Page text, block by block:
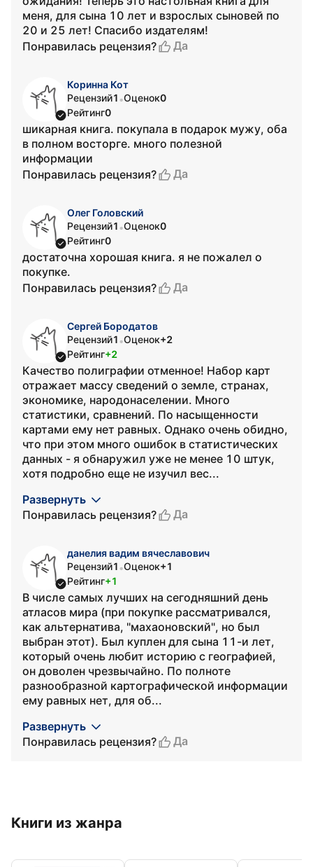
меня, для сына 10 лет и взрослых сыновей по
20 и 25 лет! Спасибо издателям!
Понравилась рецензия?
Да
Коринна Кот
Рецензий1 •Оценок0
Рейтинг0
шикарная книга. покупала в подарок мужу, оба
в полном восторге. много полезной
информации
Понравилась рецензия?
Да
Олег Головский
Рецензий1 •Оценок0
Рейтинг0
достаточна хорошая книга. я не пожалел о
покупке.
Понравилась рецензия?
Да
Сергей Бородатов
Рецензий1 •Оценок+2
Рейтинг+2
Качество полиграфии отменное! Набор карт
отражает массу сведений о земле, странах,
экономике, народонаселении. Много
статистики, сравнений. По насыщенности
картами ему нет равных. Однако очень обидно,
что при этом много ошибок в статистических
данных - я обнаружил уже не менее 10 штук,
хотя подробно еще не изучил вес...
Развернуть
Понравилась рецензия?
Да
данелия вадим вячеславович
Рецензий1 •Оценок+1
Рейтинг+1
В числе самых лучших на сегодняшний день
атласов мира (при покупке рассматривался,
как альтернатива, "махаоновский", но был
выбран этот). Был куплен для сына 11-и лет,
который очень любит историю с географией,
он доволен чрезвычайно. По полноте
разнообразной картографической информации
ему равных нет, для об...
Развернуть
Понравилась рецензия?
Да
Книги из жанра